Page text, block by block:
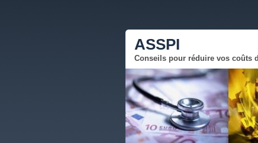
ASSPI
Conseils pour réduire vos coûts